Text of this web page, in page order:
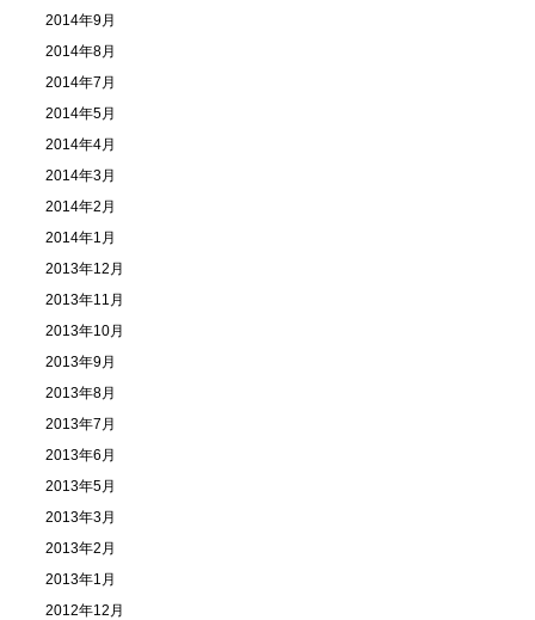
2014年9月
2014年8月
2014年7月
2014年5月
2014年4月
2014年3月
2014年2月
2014年1月
2013年12月
2013年11月
2013年10月
2013年9月
2013年8月
2013年7月
2013年6月
2013年5月
2013年3月
2013年2月
2013年1月
2012年12月